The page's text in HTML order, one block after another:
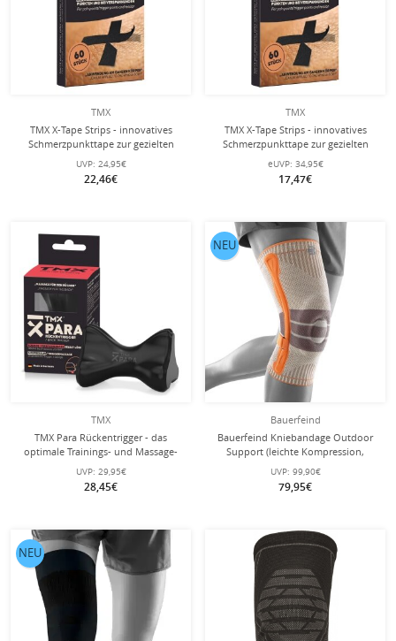
TMX
TMX X-Tape Strips - innovatives
Schmerzpunkttape zur gezielten
Linderung muskulärer Beschwerden
- 120 Stück
UVP: 24,95€
22,46€
TMX
TMX X-Tape Strips - innovatives
Schmerzpunkttape zur gezielten
Linderung muskulärer Beschwerden
- 240 Stück
eUVP: 34,95€
17,47€
TMX
TMX Para Rückentrigger - das
optimale Trainings- und Massage-
Tool für deine Rückenfitness
UVP: 29,95€
28,45€
Bauerfeind
Bauerfeind Kniebandage Outdoor
Support (leichte Kompression,
schützt vor Überlastung)
sandstone/orange - 1 Stück
UVP: 99,90€
79,95€
NEU
NEU